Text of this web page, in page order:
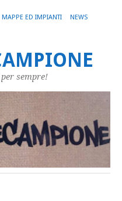
MAPPE ED IMPIANTI NEWS
sempre!